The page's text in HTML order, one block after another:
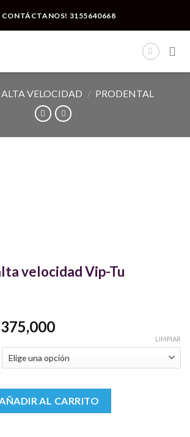
3155640668
ALTA VELOCIDAD / PRODENTAL
velocidad Vip-Tu
precio
original
era:
375,000El
actual
es:
$375,000.
LIMPIAR
Vip-Tu ProDental cantidad
AL CARRITO